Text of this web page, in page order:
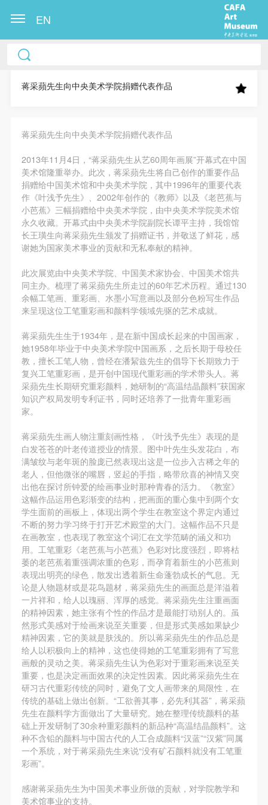
EN
蒋采蘋先生向中央美术学院捐赠代表作品
蒋采蘋先生向中央美术学院捐赠代表作品
2013年11月4日，“蒋采蘋先生从艺60周年画展”开幕式在中国
美术馆隆重举办。此次，蒋采蘋先生将自己创作的重要作品
捐赠给中国美术馆和中央美术学院，其中1996年的重要代表
作《叶浅予先生》、2002年创作的《教师》以及《老芭蕉与
小芭蕉》三幅捐赠给中央美术学院，由中央美术学院美术馆
永久收藏。开幕式由中央美术学院副院长谭平主持，我馆馆
长王璜生向蒋采蘋先生颁发了捐赠证书，并敬送了鲜花，感
谢她为国家美术事业的贡献和无私奉献的精神。
此次展览由中央美术学院、中国美术家协会、中国美术馆共
同主办。梳理了蒋采蘋先生所走过的60年艺术历程。通过130
余幅工笔画、重彩画、水墨小写意画以及部分色粉写生作品
来呈现这位工笔重彩画和颜料学领域先驱的艺术成就。
蒋采蘋先生生于1934年，是在新中国成长起来的中国画家，
她1958年毕业于中央美术学院中国画系，之后长期于母校任
教，擅长工笔人物，曾经在潘絜兹先生的倡导下长期致力于
复兴工笔重彩画，是开创中国现代重彩画的学术带头人。蒋
采蘋先生长期研究重彩颜料，她研制的“高温结晶颜料”获国家
知识产权局发明专利证书，同时还培养了一批青年重彩画
家。
蒋采蘋先生画人物注重刻画性格，《叶浅予先生》表现的是
白发苍苍的叶老传道授业的情景。图中叶先生头发花白，布
满皱纹与老年斑的脸庞已然表现出这是一位步入古稀之年的
老人，但他微张的嘴唇，竖起的手指，略带欣喜的神情又突
出他在探讨所钟爱的绘画事业时那种青春的活力。《教室》
这幅作品运用色彩渐变的结构，把画面的重心集中到两个女
学生面前的画板上，体现出两个学生在教室这个界定内通过
不断的努力学习终于打开艺术殿堂的大门。这幅作品不只是
在画教室，也表现了教室这个词汇在文学范畴的涵义和功
用。工笔重彩《老芭蕉与小芭蕉》色彩对比度强烈，即将枯
萎的老芭蕉着重强调浓重的色彩，而孕育着新生的小芭蕉则
表现出明亮的绿色，散发出透着新生命蓬勃成长的气息。无
论是人物题材或是花鸟题材，蒋采蘋先生的画面总是洋溢着
一片祥和，给人以瑰丽、浑厚的感觉。蒋采蘋先生注重画面
的精神因素，她主张有个性的作品才是最能打动别人的。虽
然形式美感对于绘画来说至关重要，但是形式美感如果缺少
精神因素，它的美就是肤浅的。所以蒋采蘋先生的作品总是
给人以积极向上的精神，这也使得她的工笔重彩拥有了写意
画般的灵动之美。蒋采蘋先生认为色彩对于重彩画来说至关
重要，也是决定画面效果的决定性因素。因此蒋采蘋先生在
研习古代重彩传统的同时，避免了文人画带来的局限性，在
传统的基础上做出创新。“工欲善其事，必先利其器”，蒋采蘋
先生在颜料学方面做出了大量研究。她在整理传统颜料的基
础上开发研制了30余种重彩颜料的新品种“高温结晶颜料”。这
种不含铅的颜料与中国古代的人工合成颜料“汉蓝”“汉紫”同属
一个系统，对于蒋采蘋先生来说“没有矿石颜料就没有工笔重
彩画”。
感谢蒋采蘋先生为中国美术事业所做的贡献，对学院教学和
美术馆事业的支持。
中央美术学院美术馆出版授权协议书
称“CAFAM”），愿意将本人参与中央美术学院美术馆
果（如参与工作坊创作的作品）提交中央美术学院用
作发表、出版。中央美术学院可以以电子、网络及其
它数字媒体形式公开出版，并同意编入《中国知识资
源总库》《中央美术学院资料库》《中央美术学院美
术馆资料库》等相关资料、文献、档案机构和平台，
在中央美术学院中使用和在互联网上传播，同意按相
关“章程”规定享受相关权益。
中央美术学院美术馆活动安全免责协议书
第一条
本次活动公平公正、自愿参加与退出、风险与责任自
负的原则。但活动有风险，参加者应有必要的风险意
第二条
参加本次活动者必须遵守中华人民共和国的相关法
律、法规，必须遵循道德和社会公德规范，并应该具
备以人为本、团结友爱、互相帮助和助人为乐的良好
品质。
参加本次活动人员应该是成年人（具有完全民事行为
能力的人，18周岁以上）未成年人必须在成年人的陪
同下参观。
第四条
参加活动者在此次活动期间的人身安全责任自负。鼓
励参加者自行购买人身安全保险。活动中一旦出现事
故，活动中任何非事故当事人及美术馆将不承担人身
事故的任何责任，但有互相援助的义务。参加活动的
成员应当积极主动的组织实施救援工作，但对事故本
身不承担任何法律责任和经济责任。参加本次活动者
的人身安全不负有民事及相关连带责任。
第五条
参加活动者在此次活动期间应主动遵守美术馆活动秩
序、维护美术馆场地及展示、展览、馆藏艺术作品及
衍生品的安全。活动中一旦因个人原因造成美术馆场
地、空间、艺术品、衍生品等受到不同程度的损失、
破坏。活动中任何非事故当事人及美术馆将不承担相
应的责任与损失，应由参与活动者根据相应的法律条
文、组织规定进行协商和赔偿。并追究相应的法律责
任和经济责任。
参与活动者在参与活动时应当在美术馆工作人员及活
中央美术学院美术馆出版授权协议书
称“CAFAM”），愿意将本人参与中央美术学院美术馆
果（如参与工作坊创作的作品）提交中央美术学院用
作发表、出版。中央美术学院可以以电子、网络及其
它数字媒体形式公开出版，并同意编入《中国知识资
源总库》《中央美术学院资料库》《中央美术学院美
术馆资料库》等相关资料、文献、档案机构和平台，
在中央美术学院中使用和在互联网上传播，同意按相
关“章程”规定享受相关权益。
中央美术学院美术馆活动安全免责协议书
第一条
本次活动公平公正、自愿参加与退出、风险与责任自
负的原则。但活动有风险，参加者应有必要的风险意
第二条
参加本次活动者必须遵守中华人民共和国的相关法
律、法规，必须遵循道德和社会公德规范，并应该具
备以人为本、团结友爱、互相帮助和助人为乐的良好
品质。
参加本次活动人员应该是成年人（具有完全民事行为
能力的人，18周岁以上）未成年人必须在成年人的陪
同下参观。
第四条
参加活动者在此次活动期间的人身安全责任自负。鼓
励参加者自行购买人身安全保险。活动中一旦出现事
故，活动中任何非事故当事人及美术馆将不承担人身
事故的任何责任，但有互相援助的义务。参加活动的
成员应当积极主动的组织实施救援工作，但对事故本
身不承担任何法律责任和经济责任。参加本次活动者
的人身安全不负有民事及相关连带责任。
第五条
参加活动者在此次活动期间应主动遵守美术馆活动秩
序、维护美术馆场地及展示、展览、馆藏艺术作品及
衍生品的安全。活动中一旦因个人原因造成美术馆场
地、空间、艺术品、衍生品等受到不同程度的损失、
破坏。活动中任何非事故当事人及美术馆将不承担相
应的责任与损失，应由参与活动者根据相应的法律条
文、组织规定进行协商和赔偿。并追究相应的法律责
任和经济责任。
参与活动者在参与活动时应当在美术馆工作人员及活
中央美术学院美术馆出版授权协议书
称“CAFAM”），愿意将本人参与中央美术学院美术馆
果（如参与工作坊创作的作品）提交中央美术学院用
作发表、出版。中央美术学院可以以电子、网络及其
它数字媒体形式公开出版，并同意编入《中国知识资
源总库》《中央美术学院资料库》《中央美术学院美
术馆资料库》等相关资料、文献、档案机构和平台，
在中央美术学院中使用和在互联网上传播，同意按相
关“章程”规定享受相关权益。
中央美术学院美术馆活动安全免责协议书
第一条
本次活动公平公正、自愿参加与退出、风险与责任自
负的原则。但活动有风险，参加者应有必要的风险意
第二条
参加本次活动者必须遵守中华人民共和国的相关法
律、法规，必须遵循道德和社会公德规范，并应该具
备以人为本、团结友爱、互相帮助和助人为乐的良好
品质。
参加本次活动人员应该是成年人（具有完全民事行为
能力的人，18周岁以上）未成年人必须在成年人的陪
同下参观。
第四条
参加活动者在此次活动期间的人身安全责任自负。鼓
励参加者自行购买人身安全保险。活动中一旦出现事
故，活动中任何非事故当事人及美术馆将不承担人身
事故的任何责任，但有互相援助的义务。参加活动的
成员应当积极主动的组织实施救援工作，但对事故本
身不承担任何法律责任和经济责任。参加本次活动者
的人身安全不负有民事及相关连带责任。
第五条
参加活动者在此次活动期间应主动遵守美术馆活动秩
序、维护美术馆场地及展示、展览、馆藏艺术作品及
衍生品的安全。活动中一旦因个人原因造成美术馆场
地、空间、艺术品、衍生品等受到不同程度的损失、
破坏。活动中任何非事故当事人及美术馆将不承担相
应的责任与损失，应由参与活动者根据相应的法律条
文、组织规定进行协商和赔偿。并追究相应的法律责
任和经济责任。
参与活动者在参与活动时应当在美术馆工作人员及活
手机号码
发送验证码
手机号码将作为您的登录账号
验证码
登录
可使用雅昌艺术网会员账户登录